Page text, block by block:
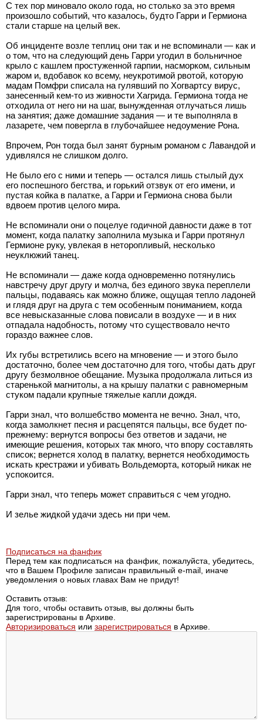
С тех пор миновало около года, но столько за это время
произошло событий, что казалось, будто Гарри и Гермиона
стали старше на целый век.
Об инциденте возле теплиц они так и не вспоминали — как и
о том, что на следующий день Гарри угодил в больничное
крыло с кашлем простуженной гарпии, насморком, сильным
жаром и, вдобавок ко всему, неукротимой рвотой, которую
мадам Помфри списала на гулявший по Хогвартсу вирус,
занесенный кем-то из живности Хагрида. Гермиона тогда не
отходила от него ни на шаг, вынужденная отлучаться лишь
на занятия; даже домашние задания — и те выполняла в
лазарете, чем повергла в глубочайшее недоумение Рона.
Впрочем, Рон тогда был занят бурным романом с Лавандой и
удивлялся не слишком долго.
Не было его с ними и теперь — остался лишь стылый дух
его поспешного бегства, и горький отзвук от его имени, и
пустая койка в палатке, а Гарри и Гермиона снова были
вдвоем против целого мира.
Не вспоминали они о поцелуе годичной давности даже в тот
момент, когда палатку заполнила музыка и Гарри протянул
Гермионе руку, увлекая в неторопливый, несколько
неуклюжий танец.
Не вспоминали — даже когда одновременно потянулись
навстречу друг другу и молча, без единого звука переплели
пальцы, подаваясь как можно ближе, ощущая тепло ладоней
и глядя друг на друга с тем особенным пониманием, когда
все невысказанные слова повисали в воздухе — и в них
отпадала надобность, потому что существовало нечто
гораздо важнее слов.
Их губы встретились всего на мгновение — и этого было
достаточно, более чем достаточно для того, чтобы дать друг
другу безмолвное обещание. Музыка продолжала литься из
старенькой магнитолы, а на крышу палатки с равномерным
стуком падали крупные тяжелые капли дождя.
Гарри знал, что волшебство момента не вечно. Знал, что,
когда замолкнет песня и расцепятся пальцы, все будет по-
прежнему: вернутся вопросы без ответов и задачи, не
имеющие решения, которых так много, что впору составлять
список; вернется холод в палатку, вернется необходимость
искать крестражи и убивать Вольдеморта, который никак не
успокоится.
Гарри знал, что теперь может справиться с чем угодно.
И зелье жидкой удачи здесь ни при чем.
Подписаться на фанфик
Перед тем как подписаться на фанфик, пожалуйста, убедитесь,
что в Вашем Профиле записан правильный e-mail, иначе
уведомления о новых главах Вам не придут!
Оставить отзыв:
Для того, чтобы оставить отзыв, вы должны быть
зарегистрированы в Архиве.
Авторизироваться или зарегистрироваться в Архиве.